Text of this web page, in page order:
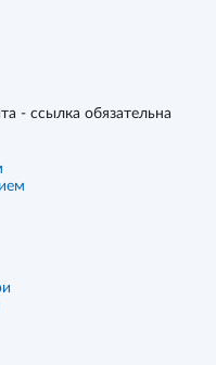
- ссылка обязательна